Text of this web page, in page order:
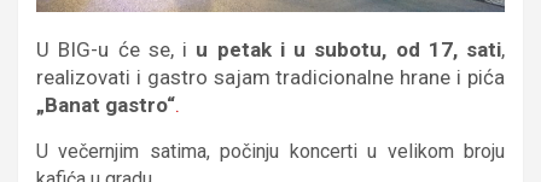
U BIG-u će se, i u petak i u subotu, od 17, sati,
realizovati i gastro sajam tradicionalne hrane i pića
„Banat gastro“.
U večernjim satima, počinju koncerti u velikom broju